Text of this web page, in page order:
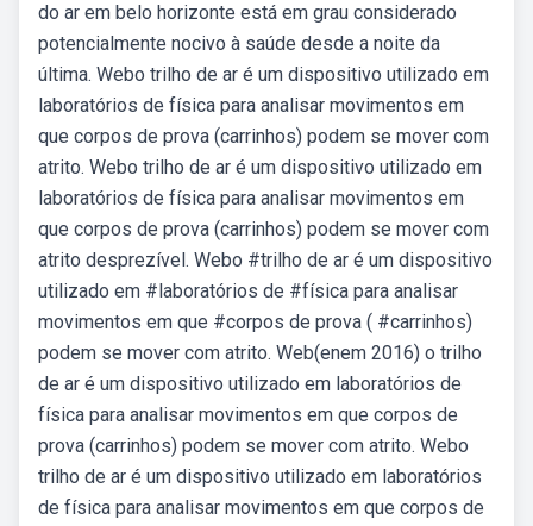
do ar em belo horizonte está em grau considerado
potencialmente nocivo à saúde desde a noite da
última. Webo trilho de ar é um dispositivo utilizado em
laboratórios de física para analisar movimentos em
que corpos de prova (carrinhos) podem se mover com
atrito. Webo trilho de ar é um dispositivo utilizado em
laboratórios de física para analisar movimentos em
que corpos de prova (carrinhos) podem se mover com
atrito desprezível. Webo #trilho de ar é um dispositivo
utilizado em #laboratórios de #física para analisar
movimentos em que #corpos de prova ( #carrinhos)
podem se mover com atrito. Web(enem 2016) o trilho
de ar é um dispositivo utilizado em laboratórios de
física para analisar movimentos em que corpos de
prova (carrinhos) podem se mover com atrito. Webo
trilho de ar é um dispositivo utilizado em laboratórios
de física para analisar movimentos em que corpos de